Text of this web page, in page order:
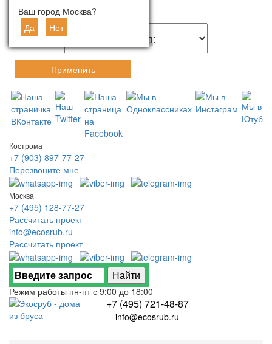
Ваш город Москва?
Да
Нет
Выберите город
Применить
Кострома
+7 (903) 897-77-27
Перезвоните мне
Москва
+7 (495) 128-77-27
Рассчитать проект
info@ecosrub.ru
Рассчитать проект
Режим работы пн-пт с 9:00 до 18:00
+7 (495) 721-48-87
info@ecosrub.ru